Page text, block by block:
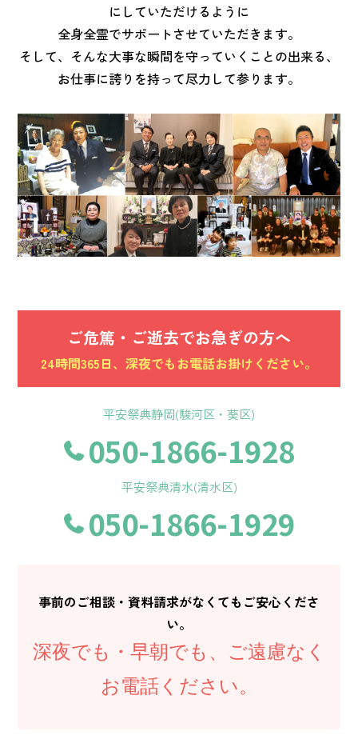
にしていただけるように
全身全霊でサポートさせていただきます。
そして、そんな大事な瞬間を守っていくことの出来る、
お仕事に誇りを持って尽力して参ります。
ご危篤・ご逝去でお急ぎの方へ
24時間365日、深夜でもお電話お掛けください。
平安祭典静岡(駿河区・葵区)
050-1866-1928
平安祭典清水(清水区)
050-1866-1929
事前のご相談・資料請求がなくてもご安心くださ
い。
深夜でも・早朝でも、ご遠慮なく
お電話ください。